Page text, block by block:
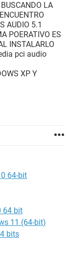
LA
AUDIO 5.1
POERATIVO ES
INSTALARLO
pci audio
XP Y
64-bit
64 bit
11 (64-bit)
bits